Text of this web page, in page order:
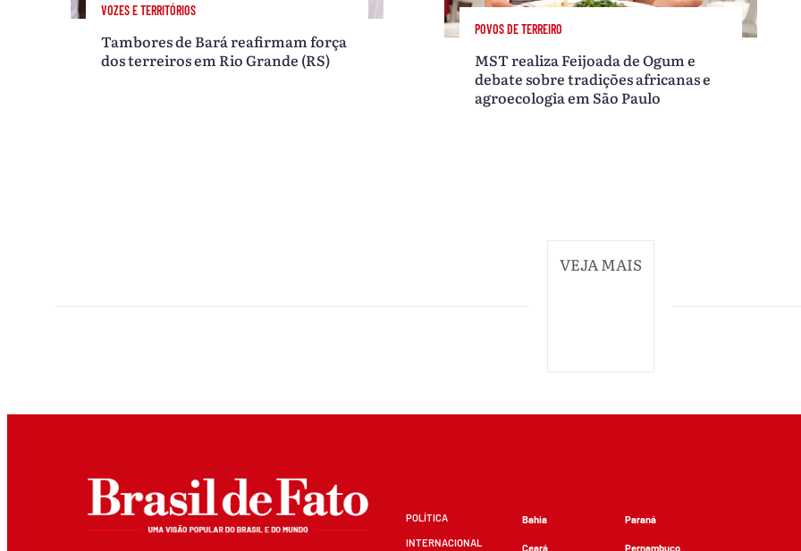
VOZES E TERRITÓRIOS
Tambores de Bará reafirmam força
dos terreiros em Rio Grande (RS)
POVOS DE TERREIRO
MST realiza Feijoada de Ogum e
debate sobre tradições africanas e
agroecologia em São Paulo
VEJA MAIS
POLÍTICA
INTERNACIONAL
Bahia
Ceará
Paraná
Pernambuco